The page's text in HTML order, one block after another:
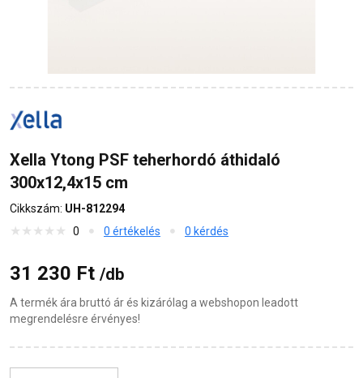
Xella Ytong PSF teherhordó áthidaló
300x12,4x15 cm
Cikkszám: UH-812294
0
0 értékelés 0 kérdés
31 230 Ft /db
A termék ára bruttó ár és kizárólag a webshopon leadott
megrendelésre érvényes!